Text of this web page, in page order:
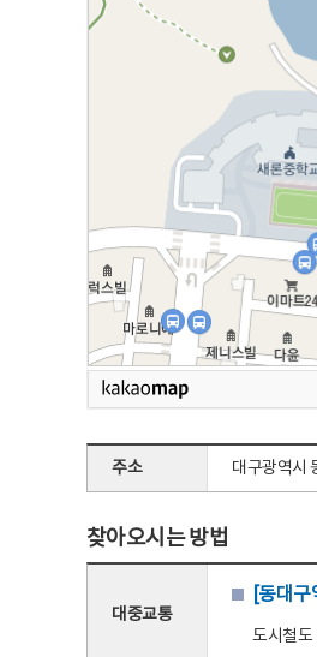
주소 대구광역시
찾아오시는 방법
대중교통
[동대
도시철도